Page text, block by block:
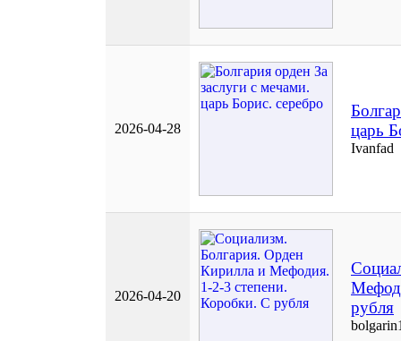
2026-04-28
царь
Ivanfad
2026-04-20
рубля